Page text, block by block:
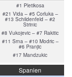
#1 Pletikosa
#21 Vida – #5 Corluka –
#13 Schildenfeld – #2
Strinic
#8 Vukojevic – #7 Rakitic
#11 Srna – #10 Modric –
#6 Pranjic
#17 Mandzukic
Spanien